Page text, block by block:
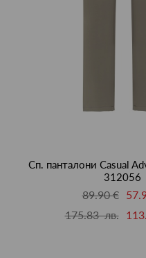
Сп. панталони Casual
312056
89.90 €
175.83 лв.